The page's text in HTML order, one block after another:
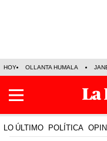
HOY OLLANTA HUMALA
LO ÚLTIMO POLÍTICA